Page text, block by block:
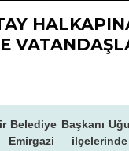
Belediye Başkanı
Emirgazi